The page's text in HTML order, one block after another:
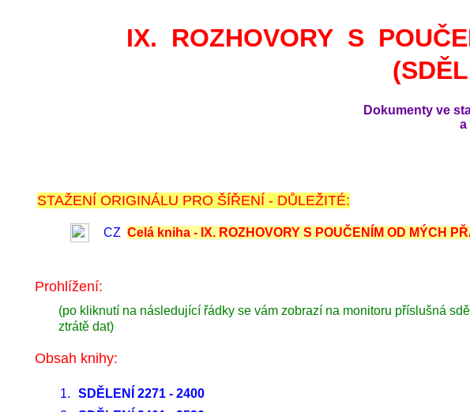
IX. ROZHOVORY S
Dokumenty ve
a
STAŽENÍ ORIGINÁLU PRO ŠÍŘENÍ - DŮLEŽITÉ:
CZ Celá kniha - IX. ROZHOVORY S POUČENÍM OD MÝCH
Prohlížení:
(po kliknutí na následující řádky se vám zobrazí na monitoru příslušná
ztrátě dat)
Obsah knihy:
1.
SDĚLENÍ 2271 - 2400